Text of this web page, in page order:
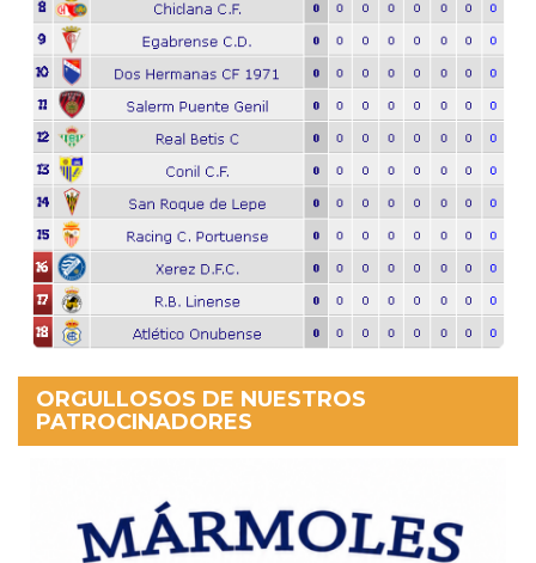
ORGULLOSOS DE NUESTROS
PATROCINADORES